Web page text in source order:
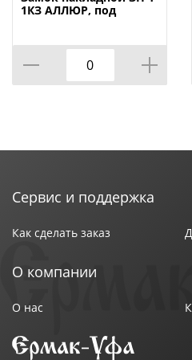
Тип двери: Деревянные
Форма ригелей: Круглый
Основное свойство: Сенат
Транспортная упаковка: 1
Размер ригеля: 12 мм
Индивидуальная упаковка :
1КЗ АЛЛЮР, под
Сервис и поддержка
Как сделать заказ
О компании
О нас